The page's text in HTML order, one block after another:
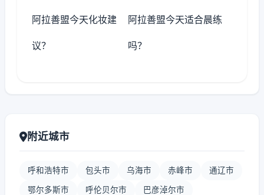
阿拉善盟今天化妆建
议？
阿拉善盟今天适合晨练
吗？
附近城市
呼和浩特市 包头市 乌海市 赤峰市 通辽市
鄂尔多斯市 呼伦贝尔市 巴彦淖尔市